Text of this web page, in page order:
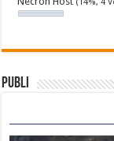
(14%, 4
Publi